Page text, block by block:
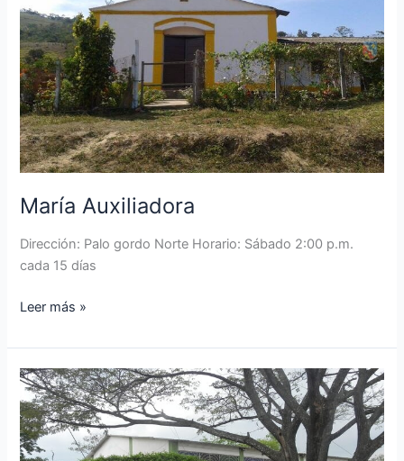
María Auxiliadora
Dirección: Palo gordo Norte Horario: Sábado 2:00 p.m.
cada 15 días
Leer más »
Jesús
Nazareno